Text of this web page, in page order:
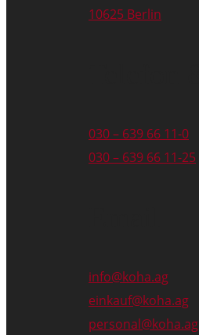
10625 Berlin
030 – 639 66 11-0
030 – 639 66 11-25
info@koha.ag
einkauf@koha.ag
personal@koha.ag